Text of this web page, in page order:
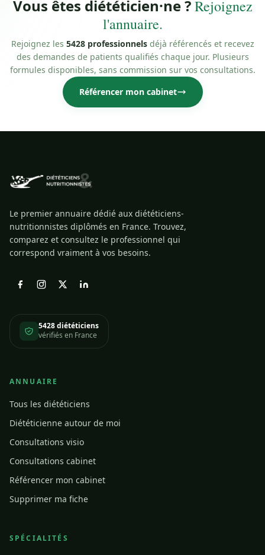
Vous êtes diététicien·ne ?Rejoignez
l'annuaire.
Rejoignez les 5428 professionnelsdéjà référencés et recevez
des demandes de patients qualifiés chaque jour. Plusieurs
formules disponibles, sans commission sur vos consultations.
Référencer mon cabinet
Le premier annuaire dédié aux diététiciens-
nutritionnistes diplômés en France. Trouvez,
comparez et consultez le professionnel qui
correspond vraiment à vos besoins.
5428 diététiciens
vérifiés en France
ANNUAIRE
Tous les diététiciens
Diététicienne autour de moi
Consultations visio
Consultations cabinet
Référencer mon cabinet
Supprimer ma fiche
SPÉCIALITÉS